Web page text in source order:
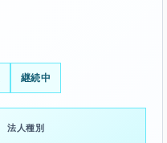
継続中
法人種別